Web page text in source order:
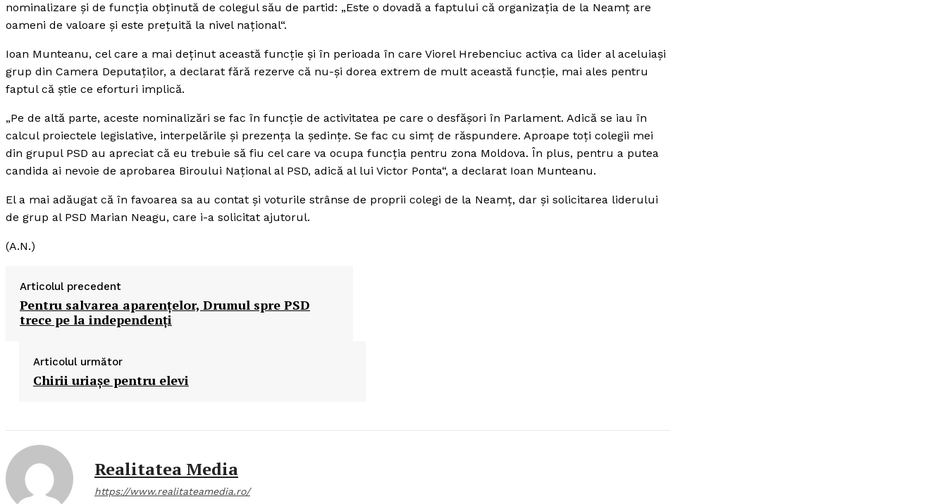
nominalizare şi de funcţia obţinută de colegul său de partid: „Este o dovadă a faptului că organizaţia de la Neamţ are
oameni de valoare şi este preţuită la nivel naţional“.
Ioan Munteanu, cel care a mai deţinut această funcţie şi în perioada în care Viorel Hrebenciuc activa ca lider al aceluiaşi
grup din Camera Deputaţilor, a declarat fără rezerve că nu-şi dorea extrem de mult această funcţie, mai ales pentru
faptul că ştie ce eforturi implică.
„Pe de altă parte, aceste nominalizări se fac în funcţie de activitatea pe care o desfăşori în Parlament. Adică se iau în
calcul proiectele legislative, interpelările şi prezenţa la şedinţe. Se fac cu simţ de răspundere. Aproape toţi colegii mei
din grupul PSD au apreciat că eu trebuie să fiu cel care va ocupa funcţia pentru zona Moldova. În plus, pentru a putea
candida ai nevoie de aprobarea Biroului Naţional al PSD, adică al lui Victor Ponta“, a declarat Ioan Munteanu.
El a mai adăugat că în favoarea sa au contat şi voturile strânse de proprii colegi de la Neamţ, dar şi solicitarea liderului
de grup al PSD Marian Neagu, care i-a solicitat ajutorul.
(A.N.)
Articolul precedent
Pentru salvarea aparenţelor, Drumul spre PSD
trece pe la independenţi
Articolul următor
Chirii uriaşe pentru elevi
Realitatea Media
https://www.realitateamedia.ro/